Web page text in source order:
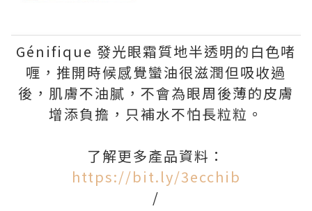
Génifique 發光眼霜質地半透明的白色啫
喱，推開時候感覺蠻油很滋潤但吸收過
後，肌膚不油膩，不會為眼周後薄的皮膚
增添負擔，只補水不怕長粒粒。
了解更多產品資料：
https://bit.ly/3ecchib
/